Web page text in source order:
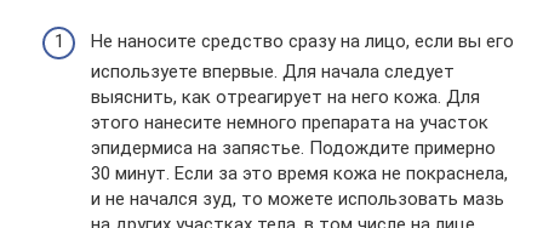
Не наносите средство сразу на лицо, если вы его
используете впервые. Для начала следует
выяснить, как отреагирует на него кожа. Для
этого нанесите немного препарата на участок
эпидермиса на запястье. Подождите примерно
30 минут. Если за это время кожа не покраснела,
и не начался зуд, то можете использовать мазь